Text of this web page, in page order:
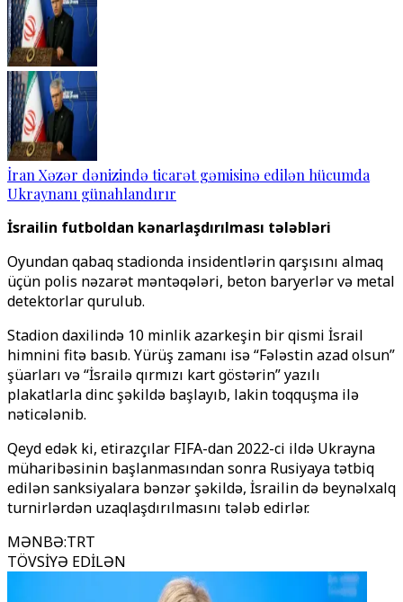
İran Xəzər dənizində ticarət gəmisinə edilən hücumda
Ukraynanı günahlandırır
İsrailin futboldan kənarlaşdırılması tələbləri
Oyundan qabaq stadionda insidentlərin qarşısını almaq
üçün polis nəzarət məntəqələri, beton baryerlər və metal
detektorlar qurulub.
Stadion daxilində 10 minlik azarkeşin bir qismi İsrail
himnini fitə basıb. Yürüş zamanı isə “Fələstin azad olsun”
şüarları və “İsrailə qırmızı kart göstərin” yazılı
plakatlarla dinc şəkildə başlayıb, lakin toqquşma ilə
nəticələnib.
Qeyd edək ki, etirazçılar FIFA-dan 2022-ci ildə Ukrayna
müharibəsinin başlanmasından sonra Rusiyaya tətbiq
edilən sanksiyalara bənzər şəkildə, İsrailin də beynəlxalq
turnirlərdən uzaqlaşdırılmasını tələb edirlər.
MƏNBƏ:TRT
TÖVSİYƏ EDİLƏN